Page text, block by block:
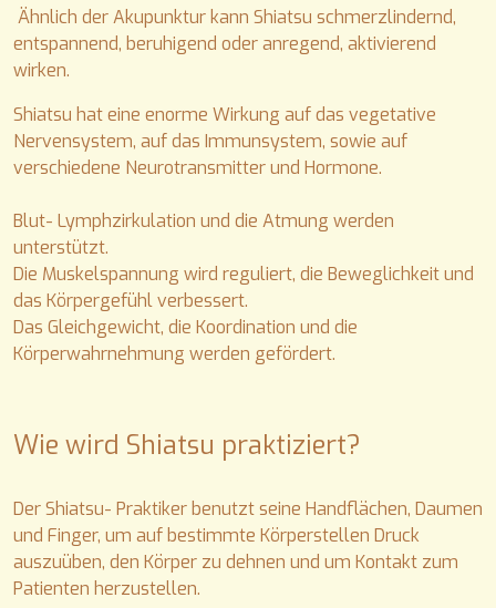
Ähnlich der Akupunktur kann Shiatsu schmerzlindernd,
entspannend, beruhigend oder anregend, aktivierend
wirken.
Shiatsu hat eine enorme Wirkung auf das vegetative
Nervensystem, auf das Immunsystem, sowie auf
verschiedene Neurotransmitter und Hormone.
Blut- Lymphzirkulation und die Atmung werden
unterstützt.
Die Muskelspannung wird reguliert, die Beweglichkeit und
das Körpergefühl verbessert.
Das Gleichgewicht, die Koordination und die
Körperwahrnehmung werden gefördert.
Wie wird Shiatsu praktiziert?
Der Shiatsu- Praktiker benutzt seine Handflächen, Daumen
und Finger, um auf bestimmte Körperstellen Druck
auszuüben, den Körper zu dehnen und um Kontakt zum
Patienten herzustellen.